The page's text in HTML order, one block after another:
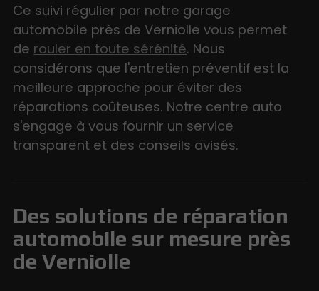
Ce suivi régulier par notre garage
automobile près de Verniolle vous permet
de rouler en toute sérénité. Nous
considérons que l'entretien préventif est la
meilleure approche pour éviter des
réparations coûteuses. Notre centre auto
s'engage à vous fournir un service
transparent et des conseils avisés.
Des solutions de réparation
automobile sur mesure près
de Verniolle